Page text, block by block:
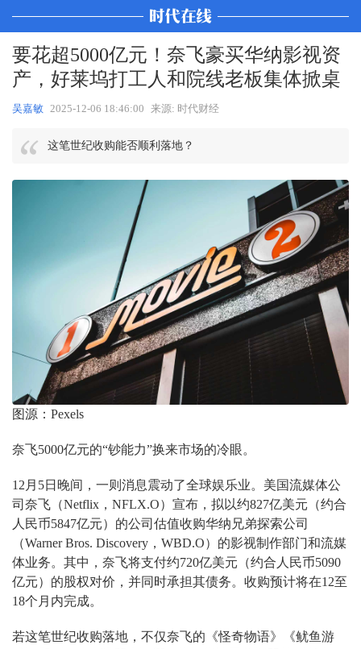
要花超5000亿元！奈飞豪买华纳影视资
产，好莱坞打工人和院线老板集体掀桌
吴嘉敏 2025-12-06 18:46:00 来源: 时代财经
这笔世纪收购能否顺利落地？
图源：Pexels
奈飞5000亿元的“钞能力”换来市场的冷眼。
12月5日晚间，一则消息震动了全球娱乐业。美国流媒体公
司奈飞（Netflix，NFLX.O）宣布，拟以约827亿美元（约合
人民币5847亿元）的公司估值收购华纳兄弟探索公司
（Warner Bros. Discovery，WBD.O）的影视制作部门和流媒
体业务。其中，奈飞将支付约720亿美元（约合人民币5090
亿元）的股权对价，并同时承担其债务。收购预计将在12至
18个月内完成。
若这笔世纪收购落地，不仅奈飞的《怪奇物语》《鱿鱼游